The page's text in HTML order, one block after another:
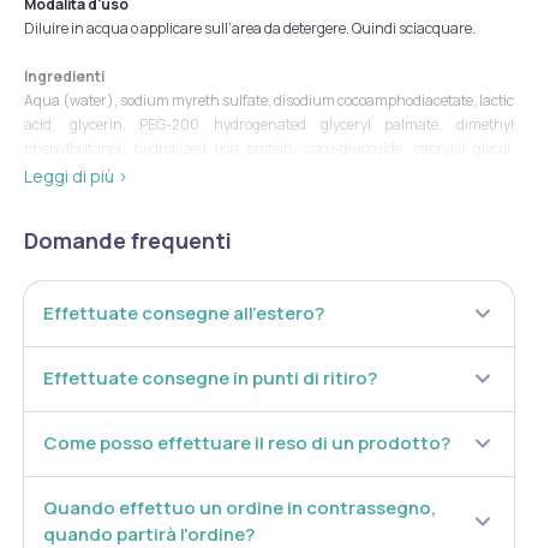
Modalità d'uso
Diluire in acqua o applicare sull’area da detergere. Quindi sciacquare.
Ingredienti
Aqua (water), sodium myreth sulfate, disodium cocoamphodiacetate, lactic
acid, glycerin, PEG-200 hydrogenated glyceryl palmate, dimethyl
phenylbutanol, hydrolyzed rice protein, coco-glucoside, caprylyl glycol,
glycol distearate, PEG-7 glyceryl cocoate, 1,5-pentanediol, bisabolol,
trisodium ethylenediamine disuccinate.
Formato
Flacone da 500 ml.
Leggi di più ›
Domande frequenti
Effettuate consegne all’estero?
Effettuate consegne in punti di ritiro?
Come posso effettuare il reso di un prodotto?
Quando effettuo un ordine in contrassegno,
quando partirà l'ordine?